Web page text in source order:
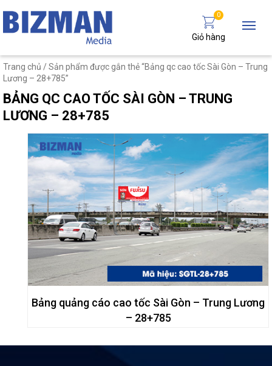
0
Giỏ hàng
Trang chủ / Sản phẩm được gắn thẻ “Bảng qc cao tốc Sài Gòn – Trung
Lương – 28+785”
BẢNG QC CAO TỐC SÀI GÒN – TRUNG
LƯƠNG – 28+785
Bảng quảng cáo cao tốc Sài Gòn – Trung Lương
– 28+785